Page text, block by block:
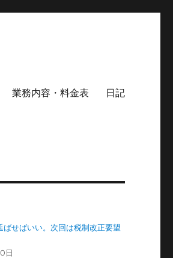
業務内容・料金表 日記
ばせばいい。次回は税制改正要望
日